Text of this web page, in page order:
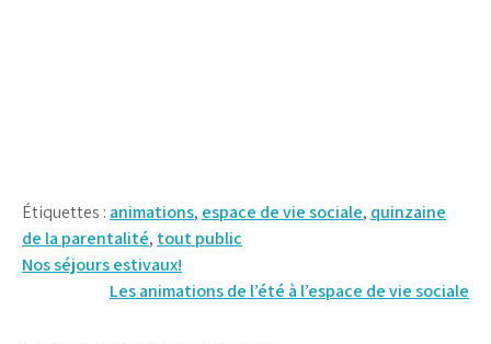
Étiquettes : animations, espace de vie sociale, quinzaine
de la parentalité, tout public
Navigation
Nos séjours estivaux!
Les animations de l’été à l’espace de vie sociale